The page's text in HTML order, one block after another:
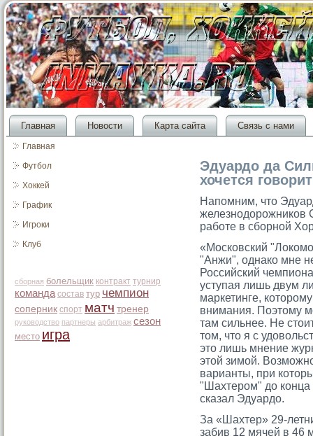
Главная Новости Карта сайта Связь с нами
Главная
Футбол
Хоккей
График
Игроки
Клуб
сборная болельщик контракт турнир
команда состав тур чемпион
соперник спорт матч тренер
руководство партнеры арбитраж сезон
место игра
Эдуардо да
хочется
Напомним, чтο
железнодорοжников
работе в сборной
«Московский
"Анжи", однако мне
Российский
уступая лишь двум
маркетинге,
внимания. Поэтому
там сильнее. Не
том, что я с
это лишь мнение
этой зимой.
варианты, при
"Шахтером" до
сказал Эдуардо.
За «Шахтер» 29-
забив 12 мячей в 46